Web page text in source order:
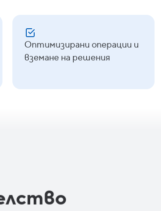
Оптимизирани операции и
вземане на решения